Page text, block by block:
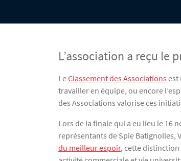
L’association a reçu le
Texte
LeClassement des Associations est
travailler en équipe, ou encore
des Associations valorise ces
Lors de la finale qui a eu lieu le 16
représentants de Spie Batignolles,
du meilleur espoir, cette